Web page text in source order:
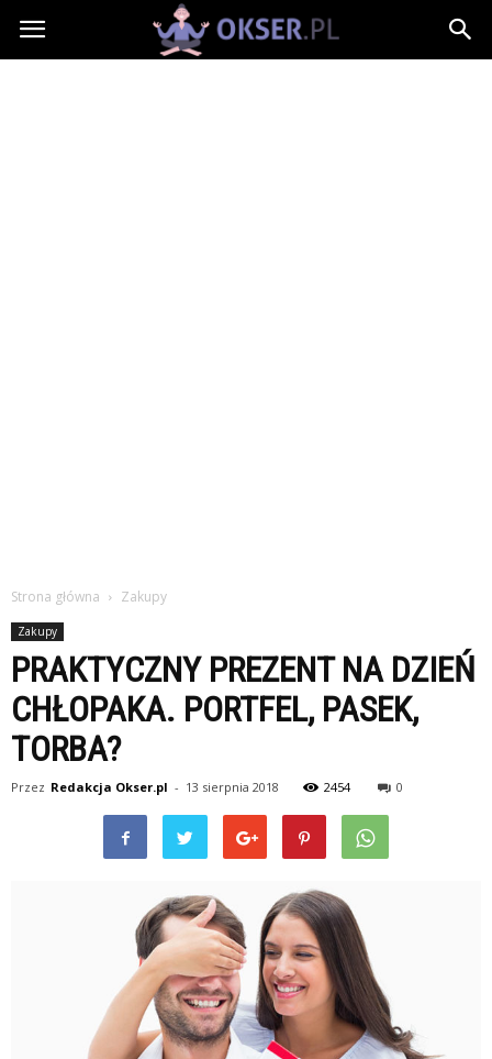
Okser.pl
Strona główna Zakupy
Zakupy
PRAKTYCZNY PREZENT NA DZIEŃ
CHŁOPAKA. PORTFEL, PASEK,
TORBA?
Przez Redakcja Okser.pl - 13 sierpnia 2018 2454 0